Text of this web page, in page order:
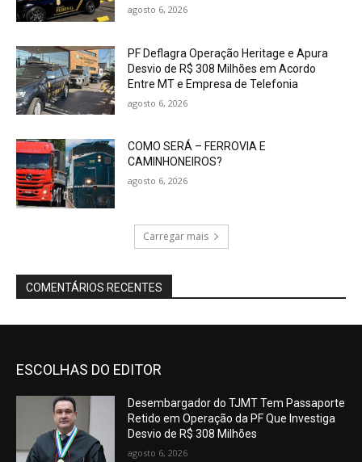
agosto 6, 2026
PF Deflagra Operação Heritage e Apura
Desvio de R$ 308 Milhões em Acordo
Entre MT e Empresa de Telefonia
agosto 6, 2026
COMO SERÁ – FERROVIA E
CAMINHONEIROS?
agosto 6, 2026
Carregar mais
COMENTÁRIOS RECENTES
ESCOLHAS DO EDITOR
Desembargador do TJMT Tem Passaporte
Retido em Operação da PF Que Investiga
Desvio de R$ 308 Milhões
agosto 6, 2026